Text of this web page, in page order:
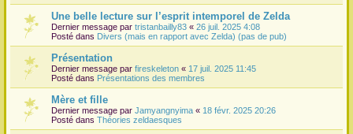
Une belle lecture sur l’esprit intemporel de Zelda
Dernier message par tristanbailly83 « 26 juil. 2025 4:08
Posté dans Divers (mais en rapport avec Zelda) (pas de pub)
Présentation
Dernier message par fireskeleton « 17 juil. 2025 11:45
Posté dans Présentations des membres
Mère et fille
Dernier message par Jamyangnyima « 18 févr. 2025 20:26
Posté dans Théories zeldaesques